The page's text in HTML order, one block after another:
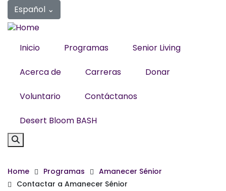
Skip
to
main
Español ⌄
Inicio Programas Senior Living
Acerca de Carreras Donar
Voluntario Contáctanos
Desert Bloom BASH
Breadcrumb
Home Programas
Amanecer Sénior
Contactar a Amanecer Sénior